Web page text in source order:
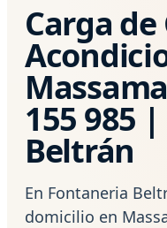
Carga de
155 985
Beltrán
En Fontaneria
domicilio en